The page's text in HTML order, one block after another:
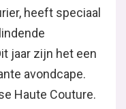
heeft speciaal
jaar zijn het een
avondcape.
Haute Couture.